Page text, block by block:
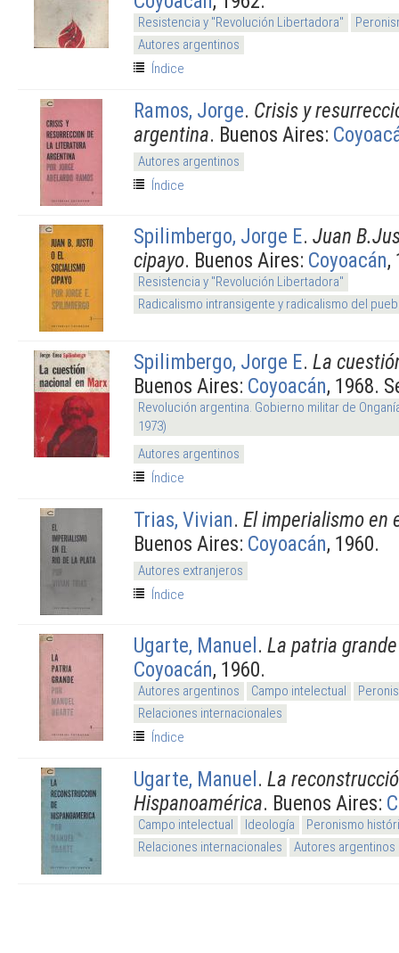
Resistencia y "Revolución Libertadora"
Autores argentinos
Índice
Ramos, Jorge. Crisis y
argentina. Buenos Aires:
Autores argentinos
Índice
Spilimbergo, Jorge E. Juan
cipayo. Buenos Aires: Coyoacán,
Resistencia y "Revolución Libertadora"
Radicalismo intransigente y radicalismo del
Spilimbergo, Jorge E. La
Buenos Aires: Coyoacán, 1968.
Revolución argentina. Gobierno militar de
1973)
Autores argentinos
Índice
Trias, Vivian. El imperialismo en
Buenos Aires: Coyoacán, 1960.
Autores extranjeros
Índice
Ugarte, Manuel. La patria grande
Coyoacán, 1960.
Autores argentinos Campo intelectual
Relaciones internacionales
Índice
Ugarte, Manuel. La
Hispanoamérica. Buenos Aires:
Campo intelectual Ideología
Peronismo
Relaciones internacionales
Autores argentinos